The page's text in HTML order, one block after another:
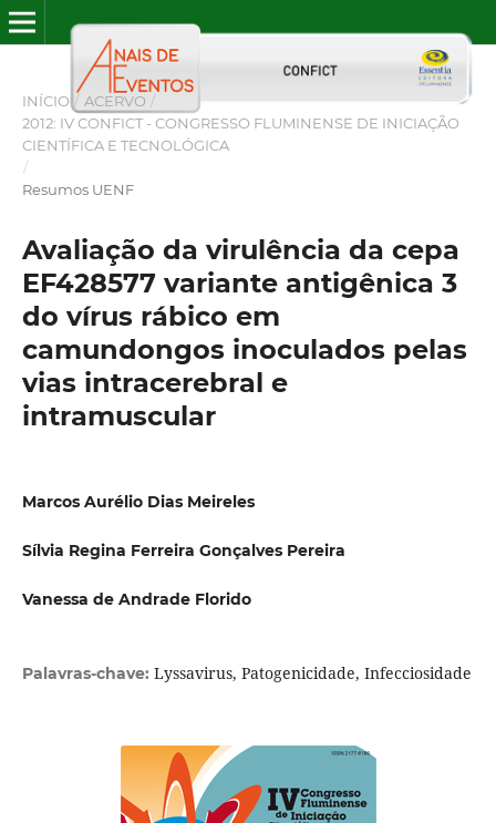
INÍCIO / ACERVO /
2012: IV CONFICT - CONGRESSO FLUMINENSE DE INICIAÇÃO
CIENTÍFICA E TECNOLÓGICA
/
Resumos UENF
Avaliação da virulência da cepa
EF428577 variante antigênica 3
do vírus rábico em
camundongos inoculados pelas
vias intracerebral e
intramuscular
Marcos Aurélio Dias Meireles
Sílvia Regina Ferreira Gonçalves Pereira
Vanessa de Andrade Florido
Palavras-chave: Lyssavirus, Patogenicidade, Infecciosidade